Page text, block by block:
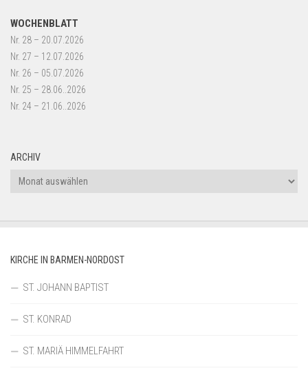
WOCHENBLATT
Nr. 28 – 20.07.2026
Nr. 27 – 12.07.2026
Nr. 26 – 05.07.2026
Nr. 25 – 28.06..2026
Nr. 24 – 21.06..2026
ARCHIV
Archiv
KIRCHE IN BARMEN-NORDOST
ST. JOHANN BAPTIST
ST. KONRAD
ST. MARIÄ HIMMELFAHRT